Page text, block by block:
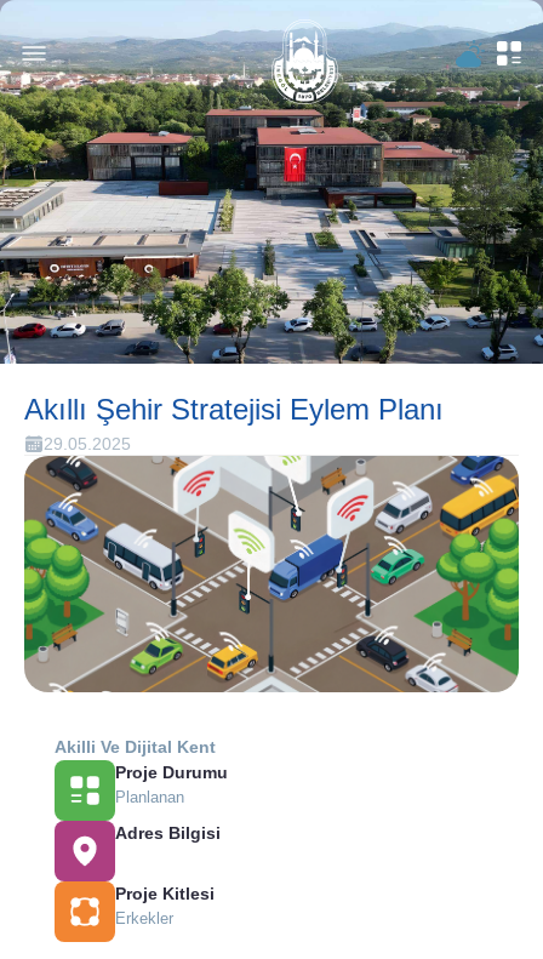
Akıllı Şehir Stratejisi Eylem Planı
29.05.2025
Akilli Ve Dijital Kent
Proje Durumu
Planlanan
Adres Bilgisi
Proje Kitlesi
Erkekler